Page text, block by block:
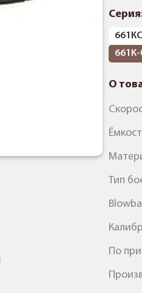
О
Тип
Калибр
По